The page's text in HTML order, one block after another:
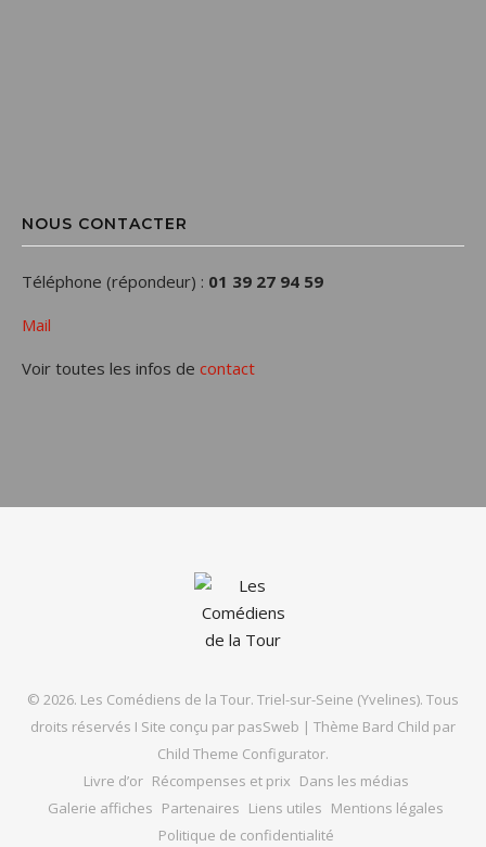
NOUS CONTACTER
Téléphone (répondeur) : 01 39 27 94 59
Mail
Voir toutes les infos de contact
© 2026. Les Comédiens de la Tour. Triel-sur-Seine (Yvelines). Tous
droits réservés I Site conçu par pasSweb | Thème Bard Child par
Child Theme Configurator.
Livre d’or Récompenses et prix Dans les médias
Galerie affiches Partenaires Liens utiles Mentions légales
Politique de confidentialité